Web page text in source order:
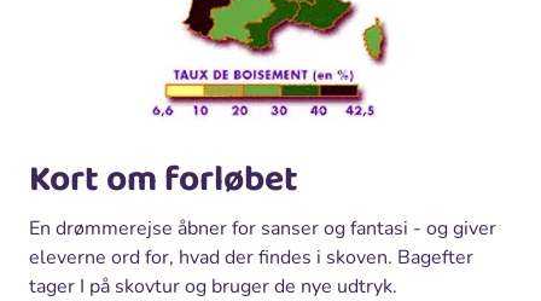
Kort om forløbet
En drømmerejse åbner for sanser og fantasi - og giver
eleverne ord for, hvad der findes i skoven. Bagefter
tager I på skovtur og bruger de nye udtryk.